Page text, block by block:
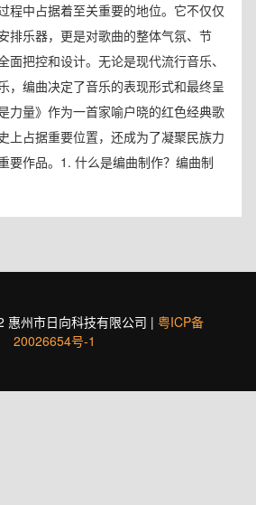
程中占据着至关重要的地位。它不仅仅
排乐器，更是对歌曲的整体气氛、节
面把控和设计。无论是现代流行音乐、
，编曲决定了音乐的表现形式和最终呈
力量》作为一首家喻户晓的红色经典歌
上占据重要位置，还成为了凝聚民族力
要作品。1. 什么是编曲制作？编曲制
惠州市日向科技有限公司 | 粤ICP备
20026654号-1